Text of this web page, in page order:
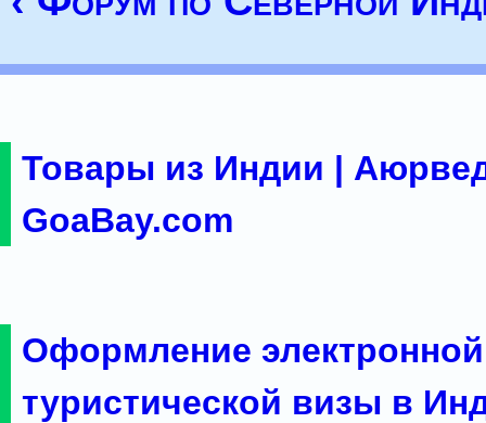
Товары из Индии |
GoaBay.com
Оформление электронной
туристической визы в